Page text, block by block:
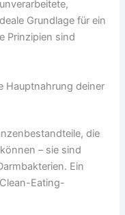
Grundlage für ein
Prinzipien sind
Hauptnahrung deiner
die
– sie sind
Ein
Eating-